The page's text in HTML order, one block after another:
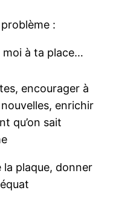
:
à ta place…
encourager à
enrichir
qu’on sait
la plaque, donner